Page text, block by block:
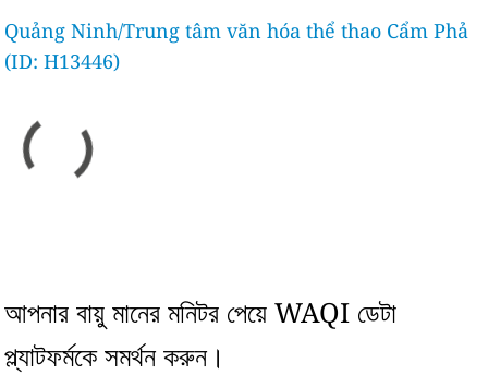
Quảng Ninh/Trung tâm văn hóa thể thao Cẩm Phả
(ID: H13446)
আপনার বায়ু মানের মনিটর পেয়ে WAQI ডেটা
প্ল্যাটফর্মকে সমর্থন করুন।